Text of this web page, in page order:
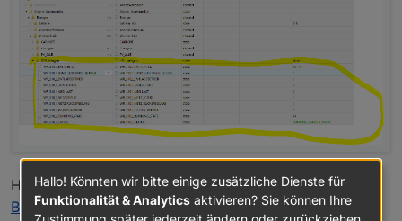
Hier der Blocky Code für Copy/Paste:
Blocky_WR_STATUS.txt
Hallo! Könnten wir bitte einige zusätzliche Dienste für
Funktionalität & Analytics aktivieren? Sie können Ihre